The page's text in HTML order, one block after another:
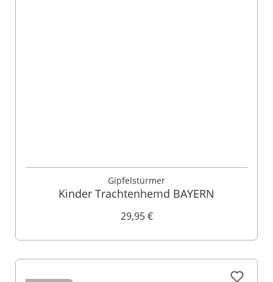
Gipfelstürmer
Kinder Trachtenhemd BAYERN
29,95 €